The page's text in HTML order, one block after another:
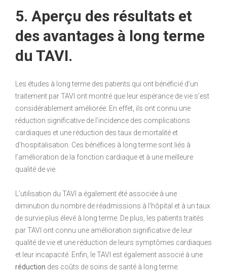
5. Aperçu des résultats et
des avantages à long terme
du TAVI.
Les études à long terme des patients qui ont bénéficié d’un
traitement par TAVI ont montré que leur espérance de vie s’est
considérablement améliorée. En effet, ils ont connu une
réduction significative de l’incidence des complications
cardiaques et une réduction des taux de mortalité et
d’hospitalisation. Ces bénéfices à long terme sont liés à
l’amélioration de la fonction cardiaque et à une meilleure
qualité de vie.
L’utilisation du TAVI a également été associée à une
diminution du nombre de réadmissions à l’hôpital et à un taux
de survie plus élevé à long terme. De plus, les patients traités
par TAVI ont connu une amélioration significative de leur
qualité de vie et une réduction de leurs symptômes cardiaques
et leur incapacité. Enfin, le TAVI est également associé à une
réduction des coûts de soins de santé à long terme.